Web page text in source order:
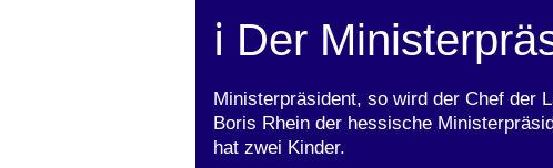
ℹ️ Der
Ministerpräsident, so wird der Chef der
Boris Rhein der hessische
hat zwei Kinder.